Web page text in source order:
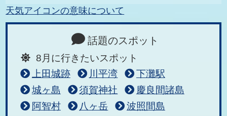
天気アイコンの意味について
話題のスポット
8月に行きたいスポット
上田城跡
川平湾
下灘駅
城ヶ島
須賀神社
慶良間諸島
阿智村
八ヶ岳
波照間島